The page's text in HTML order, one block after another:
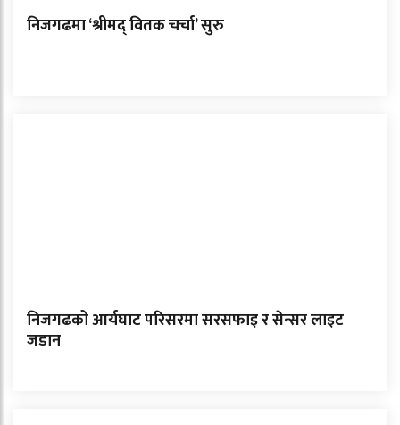
निजगढमा ‘श्रीमद् वितक चर्चा’ सुरु
निजगढको आर्यघाट परिसरमा सरसफाइ र सेन्सर लाइट
जडान